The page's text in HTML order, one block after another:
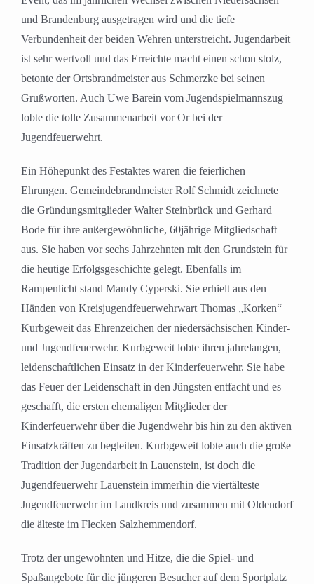
und Brandenburg ausgetragen wird und die tiefe
Verbundenheit der beiden Wehren unterstreicht. Jugendarbeit
ist sehr wertvoll und das Erreichte macht einen schon stolz,
betonte der Ortsbrandmeister aus Schmerzke bei seinen
Grußworten. Auch Uwe Barein vom Jugendspielmannszug
lobte die tolle Zusammenarbeit vor Or bei der
Jugendfeuerwehrt.
Ein Höhepunkt des Festaktes waren die feierlichen
Ehrungen. Gemeindebrandmeister Rolf Schmidt zeichnete
die Gründungsmitglieder Walter Steinbrück und Gerhard
Bode für ihre außergewöhnliche, 60jährige Mitgliedschaft
aus. Sie haben vor sechs Jahrzehnten mit den Grundstein für
die heutige Erfolgsgeschichte gelegt. Ebenfalls im
Rampenlicht stand Mandy Cyperski. Sie erhielt aus den
Händen von Kreisjugendfeuerwehrwart Thomas „Korken“
Kurbgeweit das Ehrenzeichen der niedersächsischen Kinder-
und Jugendfeuerwehr. Kurbgeweit lobte ihren jahrelangen,
leidenschaftlichen Einsatz in der Kinderfeuerwehr. Sie habe
das Feuer der Leidenschaft in den Jüngsten entfacht und es
geschafft, die ersten ehemaligen Mitglieder der
Kinderfeuerwehr über die Jugendwehr bis hin zu den aktiven
Einsatzkräften zu begleiten. Kurbgeweit lobte auch die große
Tradition der Jugendarbeit in Lauenstein, ist doch die
Jugendfeuerwehr Lauenstein immerhin die viertälteste
Jugendfeuerwehr im Landkreis und zusammen mit Oldendorf
die älteste im Flecken Salzhemmendorf.
Trotz der ungewohnten und Hitze, die die Spiel- und
Spaßangebote für die jüngeren Besucher auf dem Sportplatz